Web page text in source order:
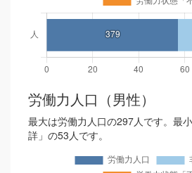
労働力人口（男性）
最大は労働力人口の297人です。最
詳」の53人です。